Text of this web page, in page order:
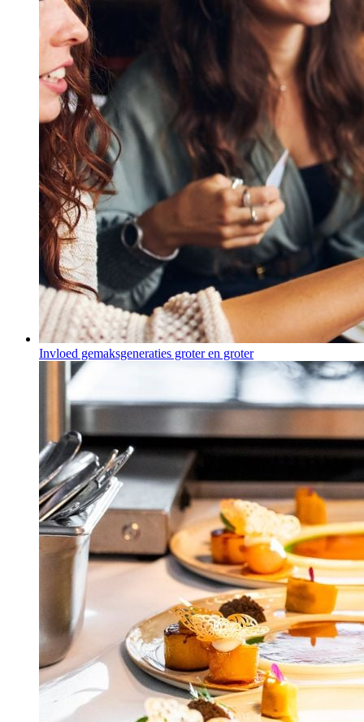
Invloed gemaksgeneraties groter en groter